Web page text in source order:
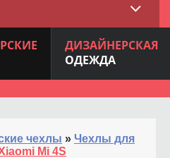
ДИЗАЙНЕРСКАЯ
ОДЕЖДА
чехлы » Чехлы для
Mi 4S